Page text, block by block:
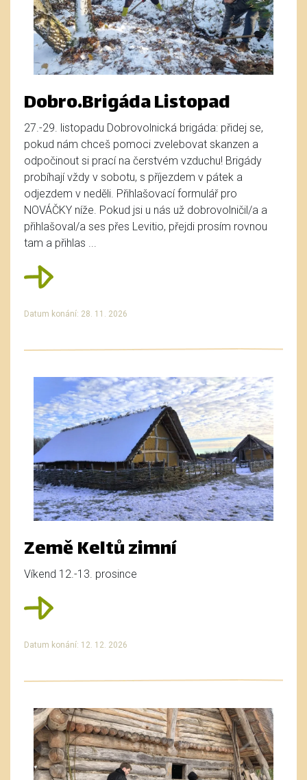
Dobro.Brigáda Listopad
27.-29. listopadu Dobrovolnická brigáda: přidej se,
pokud nám chceš pomoci zvelebovat skanzen a
odpočinout si prací na čerstvém vzduchu! Brigády
probíhají vždy v sobotu, s příjezdem v pátek a
odjezdem v neděli. Přihlašovací formulář pro
NOVÁČKY níže. Pokud jsi u nás už dobrovolničil/a a
přihlašoval/a ses přes Levitio, přejdi prosím rovnou
tam a přihlas ...
Datum konání: 28. 11. 2026
Země Keltů zimní
Víkend 12.-13. prosince
Datum konání: 12. 12. 2026